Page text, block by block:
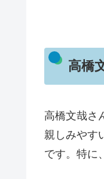
高橋
高橋文哉さ
親しみやす
です。特に